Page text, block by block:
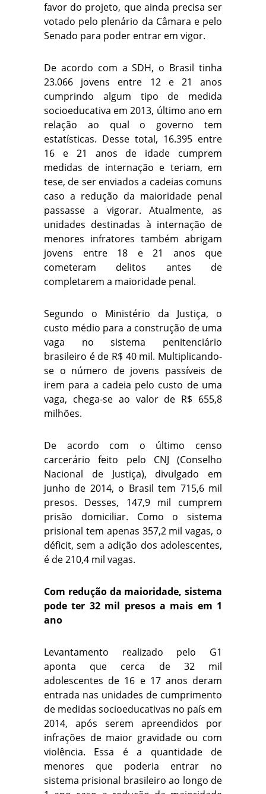
favor do projeto, que ainda precisa ser
votado pelo plenário da Câmara e pelo
Senado para poder entrar em vigor.
De acordo com a SDH, o Brasil tinha
23.066 jovens entre 12 e 21 anos
cumprindo algum tipo de medida
socioeducativa em 2013, último ano em
relação ao qual o governo tem
estatísticas. Desse total, 16.395 entre
16 e 21 anos de idade cumprem
medidas de internação e teriam, em
tese, de ser enviados a cadeias comuns
caso a redução da maioridade penal
passasse a vigorar. Atualmente, as
unidades destinadas à internação de
menores infratores também abrigam
jovens entre 18 e 21 anos que
cometeram delitos antes de
completarem a maioridade penal.
Segundo o Ministério da Justiça, o
custo médio para a construção de uma
vaga no sistema penitenciário
brasileiro é de R$ 40 mil. Multiplicando-
se o número de jovens passíveis de
irem para a cadeia pelo custo de uma
vaga, chega-se ao valor de R$ 655,8
milhões.
De acordo com o último censo
carcerário feito pelo CNJ (Conselho
Nacional de Justiça), divulgado em
junho de 2014, o Brasil tem 715,6 mil
presos. Desses, 147,9 mil cumprem
prisão domiciliar. Como o sistema
prisional tem apenas 357,2 mil vagas, o
déficit, sem a adição dos adolescentes,
é de 210,4 mil vagas.
Com redução da maioridade, sistema
pode ter 32 mil presos a mais em 1
ano
Levantamento realizado pelo G1
aponta que cerca de 32 mil
adolescentes de 16 e 17 anos deram
entrada nas unidades de cumprimento
de medidas socioeducativas no país em
2014, após serem apreendidos por
infrações de maior gravidade ou com
violência. Essa é a quantidade de
menores que poderia entrar no
sistema prisional brasileiro ao longo de